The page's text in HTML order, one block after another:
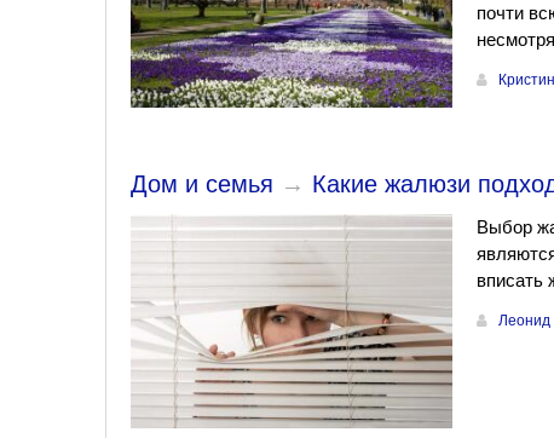
почти
Дом и семья → Какие жалюзи
Выбор
вписать